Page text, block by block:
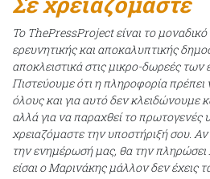
Το ThePressProject είναι το
ερευνητικής και αποκαλυπτικής
αποκλειστικά στις μικρο-δωρεές των
Πιστεύουμε ότι η πληροφορία πρέπει
όλους και για αυτό δεν κλειδώνουμε
αλλά για να παραχθεί το πρωτογενές
χρειαζόμαστε την υποστήριξή σου.
την ενημέρωσή μας, θα την πληρώσει
είσαι ο Μαρινάκης μάλλον δεν έχεις